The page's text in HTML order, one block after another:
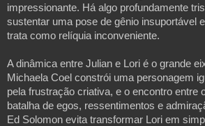
impressionante. Há algo profundamente
sustentar uma pose de gênio insuportável
trata como relíquia inconveniente.
A dinâmica entre Julian e Lori é o grande
Michaela Coel constrói uma personagem
pela frustração criativa, e o encontro entre
batalha de egos, ressentimentos e
Ed Solomon evita transformar Lori em